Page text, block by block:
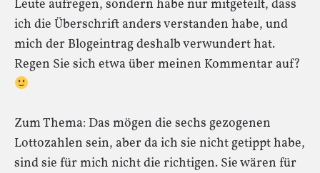
Leute aufregen, sondern habe nur mitgeteilt, dass
ich die Überschrift anders verstanden habe, und
mich der Blogeintrag deshalb verwundert hat.
Regen Sie sich etwa über meinen Kommentar auf?
Zum Thema: Das mögen die sechs gezogenen
Lottozahlen sein, aber da ich sie nicht getippt habe,
sind sie für mich nicht die richtigen. Sie wären für